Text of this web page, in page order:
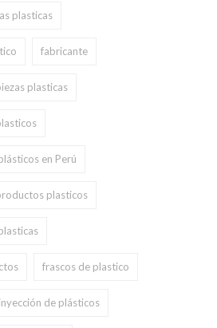
plasticas
fabricante
plasticas
en Perú
plasticos
frascos de plastico
inyección de plásticos